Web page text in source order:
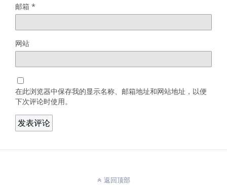
邮箱 *
网站
在此浏览器中保存我的显示名称、邮箱地址和网站地址，以便
下次评论时使用。
返回顶部